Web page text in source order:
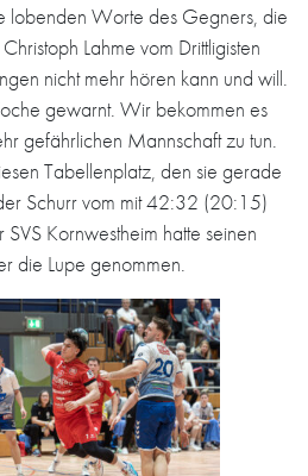
lobenden Worte des Gegners, die
Lahme vom Drittligisten
nicht mehr hören kann und will.
gewarnt. Wir bekommen es
gefährlichen Mannschaft zu tun.
Tabellenplatz, den sie gerade
Schurr vom mit 42:32 (20:15)
Kornwestheim hatte seinen
die Lupe genommen.